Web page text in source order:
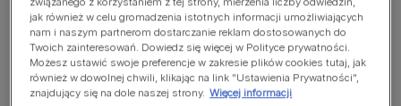
Trzymaj kulki naftalinowe, środki przeciw zamarzaniu
itp. w bezpiecznie zamkniętym miejscu, gdyż swoim
specyficznym zapachem przyciągają uwagę kociąt.
Poza jego zasięgiem powinny znaleźć się również
jak również w celu gromadzenia istotnych informacji umożliwiających
nam i naszym partnerom dostarczanie reklam dostosowanych do
Twoich zainteresowań. Dowiedz się więcej w Polityce prywatności.
Możesz ustawić swoje preferencje w zakresie plików cookies tutaj, jak
również w dowolnej chwili, klikając na link "Ustawienia Prywatności",
znajdujący się na dole naszej strony. Więcej informacji